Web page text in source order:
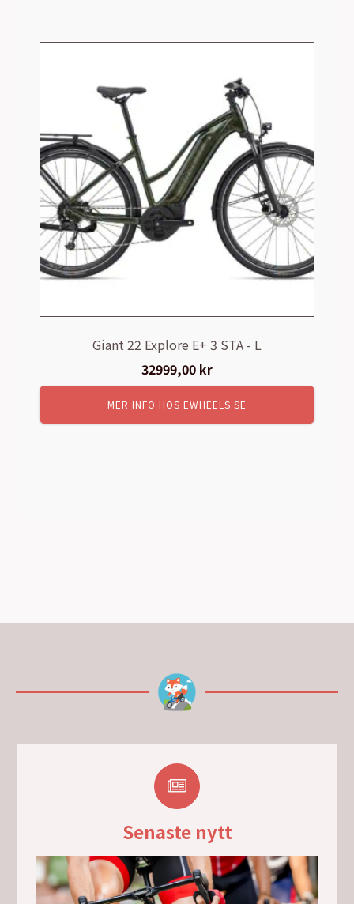
Giant 22 Explore E+ 3 STA - L
32999,00 kr
MER INFO HOS EWHEELS.SE
Senaste nytt